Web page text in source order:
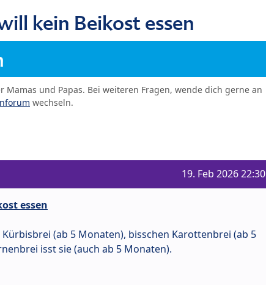
kein Beikost essen
und Papas. Bei weiteren Fragen, wende dich gerne an
wechseln.
19. Feb 2026 22:30
essen
(ab 5 Monaten), bisschen Karottenbrei (ab 5
isst sie (auch ab 5 Monaten).